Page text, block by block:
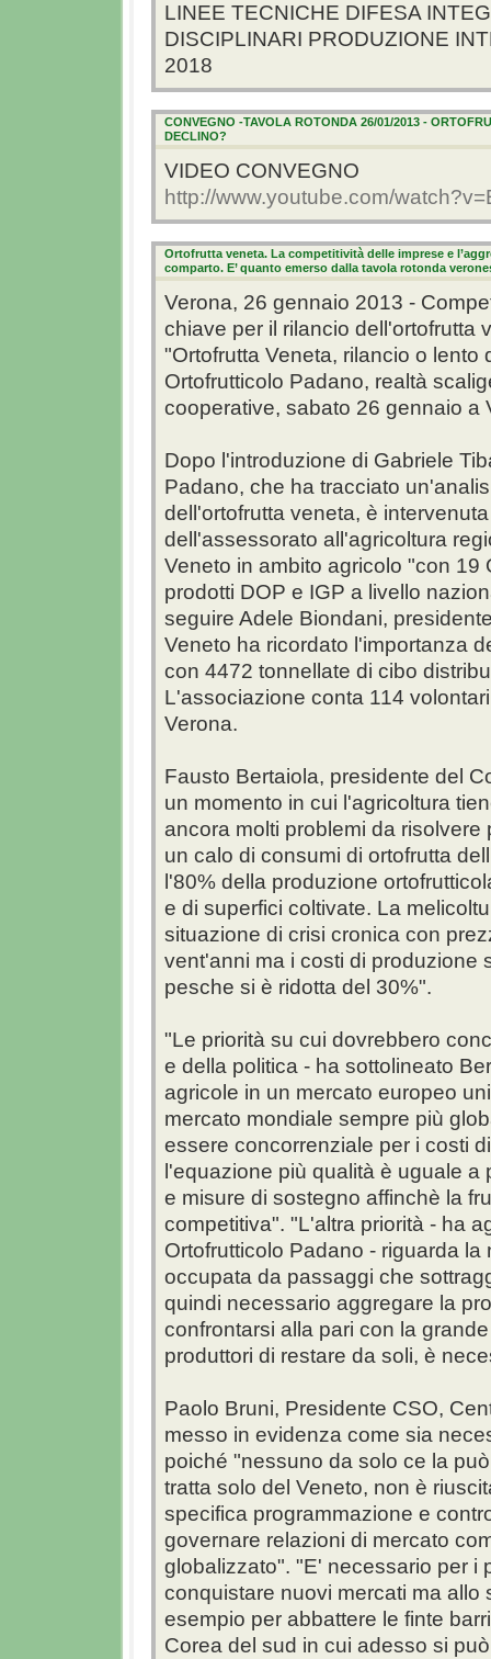
LINEE TECNICHE DIFESA
DISCIPLINARI PRODUZIONE
2018
CONVEGNO -TAVOLA ROTONDA 26/01/2013 -
DECLINO?
VIDEO CONVEGNO
http://www.youtube.com/
Ortofrutta veneta. La competitività delle imprese e
comparto. E’ quanto emerso dalla tavola rotonda
Verona, 26 gennaio 2013 -
chiave per il rilancio dell'ortofrutta
"Ortofrutta Veneta, rilancio o
Ortofrutticolo Padano, realtà
cooperative, sabato 26 gennaio a
Dopo l'introduzione di Gabriele
Padano, che ha tracciato
dell'ortofrutta veneta, è
dell'assessorato all'agricoltura
Veneto in ambito agricolo "con 19
prodotti DOP e IGP a livello
seguire Adele Biondani,
Veneto ha ricordato l'importanza
con 4472 tonnellate di cibo
L'associazione conta 114
Verona.
Fausto Bertaiola, presidente del
un momento in cui l'agricoltura
ancora molti problemi da
un calo di consumi di ortofrutta
l'80% della produzione
e di superfici coltivate. La
situazione di crisi cronica con
vent'anni ma i costi di produzione
pesche si è ridotta del 30%".
"Le priorità su cui dovrebbero
e della politica - ha sottolineato
agricole in un mercato europeo
mercato mondiale sempre più
essere concorrenziale per i costi
l'equazione più qualità è uguale
e misure di sostegno affinchè la
competitiva". "L'altra priorità - ha
Ortofrutticolo Padano - riguarda
occupata da passaggi che
quindi necessario aggregare la
confrontarsi alla pari con la
produttori di restare da soli, è
Paolo Bruni, Presidente CSO,
messo in evidenza come sia
poiché "nessuno da solo ce la
tratta solo del Veneto, non è
specifica programmazione e
governare relazioni di mercato
globalizzato". "E' necessario per i
conquistare nuovi mercati ma
esempio per abbattere le finte
Corea del sud in cui adesso si